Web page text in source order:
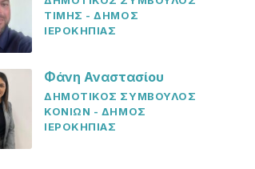
ΤΙΜΗΣ - ΔΗΜΟΣ
ΙΕΡΟΚΗΠΙΑΣ
Φάνη Αναστασίου
ΔΗΜΟΤΙΚΟΣ ΣΥΜΒΟΥΛΟΣ
ΚΟΝΙΩΝ - ΔΗΜΟΣ
ΙΕΡΟΚΗΠΙΑΣ